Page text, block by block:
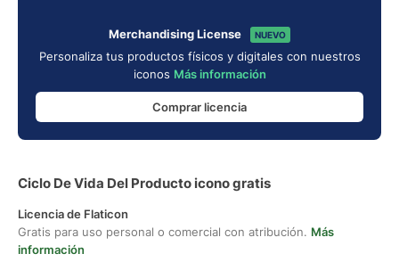
Merchandising License NUEVO
Personaliza tus productos físicos y digitales con nuestros
iconos Más información
Comprar licencia
Ciclo De Vida Del Producto icono gratis
Licencia de Flaticon
Gratis para uso personal o comercial con atribución. Más
información